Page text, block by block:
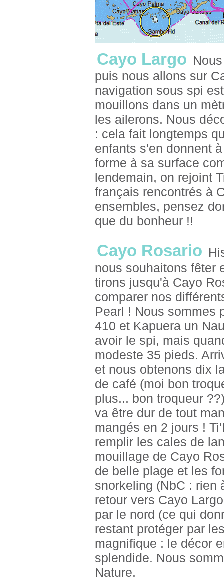
Cayo Largo
puis nous allons sur
navigation sous spi
mouillons dans un
les ailerons. Nous
: cela fait longtemps
enfants s'en donnent
forme à sa surface
lendemain, on rejoint
français rencontrés à
ensembles, pensez
que du bonheur !!
Cayo Rosario
nous souhaitons fêter
tirons jusqu'à Cayo
comparer nos
Pearl ! Nous sommes
410 et Kapuera un
avoir le spi, mais
modeste 35 pieds.
et nous obtenons dix
de café (moi bon
plus... bon troqueur
va être dur de tout
mangés en 2 jours !
remplir les cales de
mouillage de Cayo
de belle plage et les
snorkeling (NbC : rien
retour vers Cayo
par le nord (ce qui
restant protéger par
magnifique : le décor
splendide. Nous
Nature.